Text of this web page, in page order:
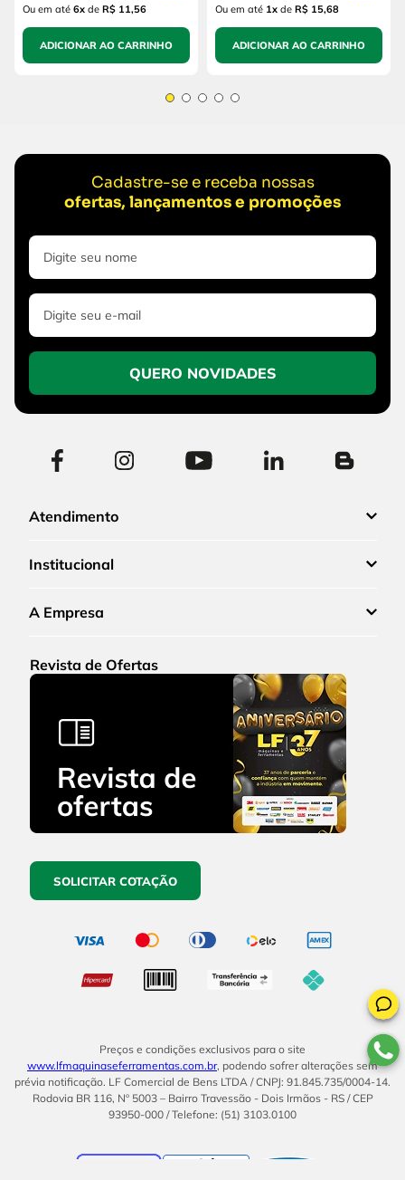
Ou em até 6x de R$ 11,56
ADICIONAR AO CARRINHO
Ou em até 1x de R$ 15,68
ADICIONAR AO CARRINHO
Cadastre-se e receba nossas
ofertas, lançamentos e promoções
QUERO NOVIDADES
Atendimento
Institucional
A Empresa
Revista de Ofertas
SOLICITAR COTAÇÃO
Preços e condições exclusivos para o site
www.lfmaquinaseferramentas.com.br, podendo sofrer alterações sem
prévia notificação. LF Comercial de Bens LTDA / CNPJ: 91.845.735/0004-14.
Rodovia BR 116, Nº 5003 – Bairro Travessão - Dois Irmãos - RS / CEP
93950-000 / Telefone: (51) 3103.0100